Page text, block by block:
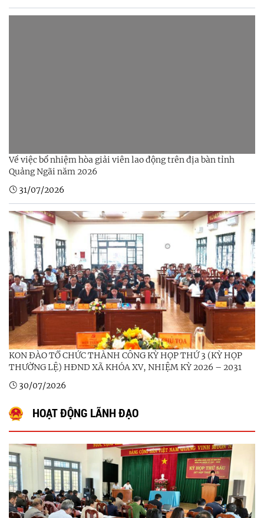
Về việc bổ nhiệm hòa giải viên lao động trên địa bàn tỉnh
Quảng Ngãi năm 2026
31/07/2026
KON ĐÀO TỔ CHỨC THÀNH CÔNG KỲ HỌP THỨ 3 (KỲ HỌP
THƯỜNG LỆ) HĐND XÃ KHÓA XV, NHIỆM KỲ 2026 – 2031
30/07/2026
HOẠT ĐỘNG LÃNH ĐẠO